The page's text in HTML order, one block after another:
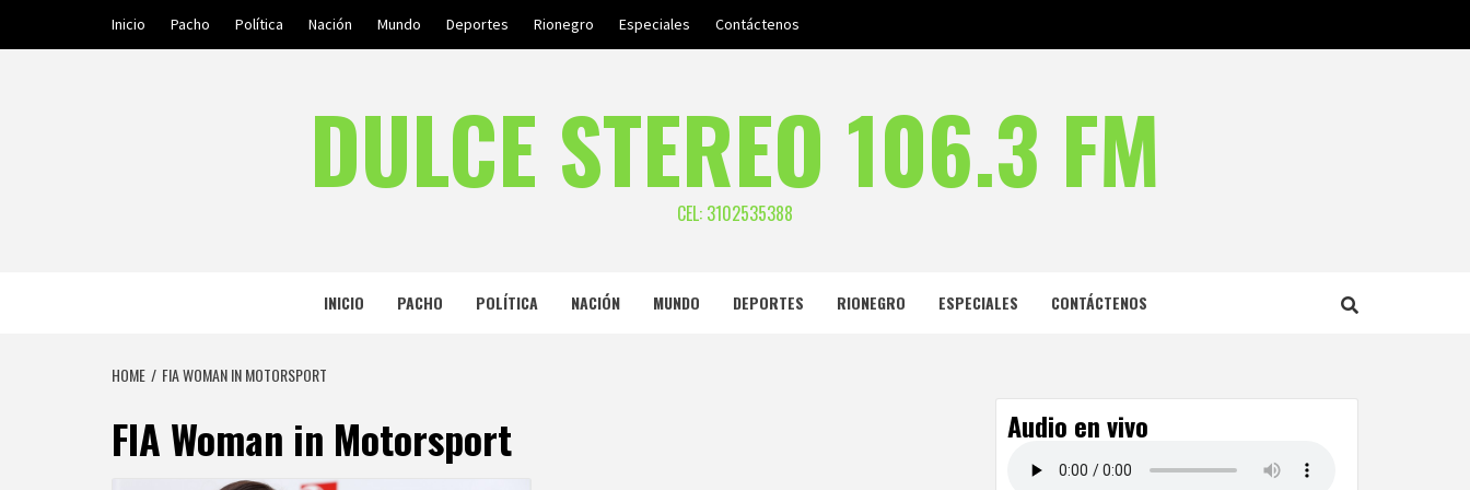
Inicio Pacho Política Nación Mundo Deportes Rionegro Especiales Contáctenos
DULCE STEREO 106.3 FM
CEL: 3102535388
INICIO PACHO POLÍTICA NACIÓN MUNDO DEPORTES RIONEGRO ESPECIALES CONTÁCTENOS
HOME FIA WOMAN IN MOTORSPORT
FIA Woman in Motorsport Audio en vivo